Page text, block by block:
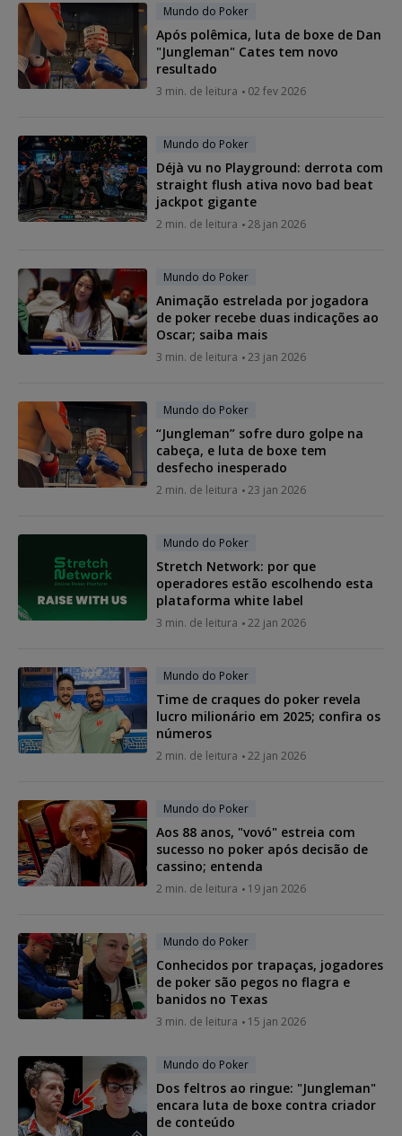
Mundo do Poker
Após polêmica, luta de boxe de Dan
"Jungleman" Cates tem novo
resultado
3 min. de leitura 02 fev 2026
Mundo do Poker
Déjà vu no Playground: derrota com
straight flush ativa novo bad beat
jackpot gigante
2 min. de leitura 28 jan 2026
Mundo do Poker
Animação estrelada por jogadora
de poker recebe duas indicações ao
Oscar; saiba mais
3 min. de leitura 23 jan 2026
Mundo do Poker
“Jungleman” sofre duro golpe na
cabeça, e luta de boxe tem
desfecho inesperado
2 min. de leitura 23 jan 2026
Mundo do Poker
Stretch Network: por que
operadores estão escolhendo esta
plataforma white label
3 min. de leitura 22 jan 2026
Mundo do Poker
Time de craques do poker revela
lucro milionário em 2025; confira os
números
2 min. de leitura 22 jan 2026
Mundo do Poker
Aos 88 anos, "vovó" estreia com
sucesso no poker após decisão de
cassino; entenda
2 min. de leitura 19 jan 2026
Mundo do Poker
Conhecidos por trapaças, jogadores
de poker são pegos no flagra e
banidos no Texas
3 min. de leitura 15 jan 2026
Mundo do Poker
Dos feltros ao ringue: "Jungleman"
encara luta de boxe contra criador
de conteúdo